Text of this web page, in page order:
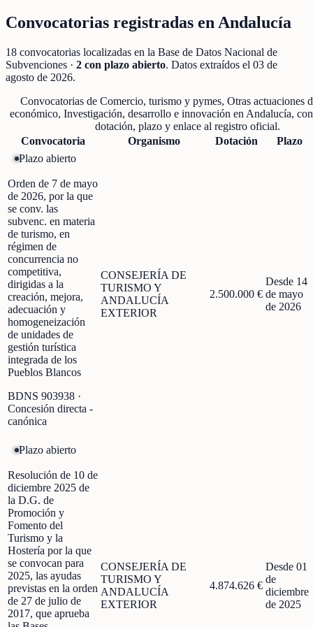
Convocatorias registradas enAndalucía
18 convocatorias localizadas en la Base de Datos Nacional de
Subvenciones · 2 con plazo abierto. Datos extraídos el 03 de
agosto de 2026.
Convocatorias de Comercio, turismo y pymes, Otras actuaciones
económico, Investigación, desarrollo e innovación en Andalucía,
dotación, plazo y enlace al registro oficial.
Convocatoria
Organismo Dotación
Plazo
Plazo abierto
Orden de 7 de mayo
de 2026, por la que
se conv. las
subvenc. en materia
de turismo, en
régimen de
concurrencia no
competitiva,
dirigidas a la
creación, mejora,
adecuación y
homogeneización
de unidades de
gestión turística
integrada de los
Pueblos Blancos
BDNS 903938 ·
Concesión directa -
canónica
CONSEJERÍA DE
TURISMO Y
ANDALUCÍA
EXTERIOR
2.500.000 €
Desde 14
de mayo
de 2026
Plazo abierto
Resolución de 10 de
diciembre 2025 de
la D.G. de
Promoción y
Fomento del
Turismo y la
Hostería por la que
se convocan para
2025, las ayudas
previstas en la orden
de 27 de julio de
2017, que aprueba
CONSEJERÍA DE
TURISMO Y
ANDALUCÍA
EXTERIOR
4.874.626 €
Desde 01
de
diciembre
de 2025